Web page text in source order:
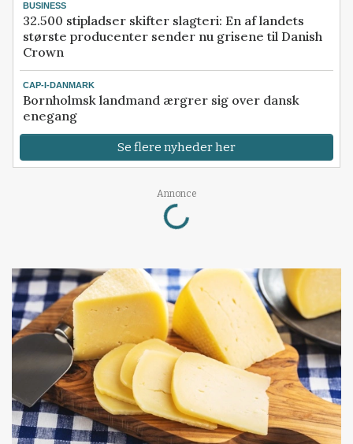
BUSINESS
32.500 stipladser skifter slagteri: En af landets
største producenter sender nu grisene til Danish
Crown
CAP-I-DANMARK
Bornholmsk landmand ærgrer sig over dansk
enegang
Se flere nyheder her
Annonce
Loading...